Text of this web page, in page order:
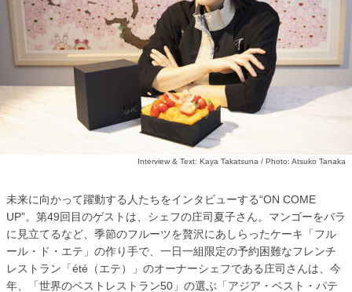
Interview & Text: Kaya Takatsuna / Photo: Atsuko Tanaka
未来に向かって躍動する人たちをインタビューする“ON COME
UP”。第49回目のゲストは、シェフの庄司夏子さん。マンゴーをバラ
に見立てるなど、季節のフルーツを贅沢にあしらったケーキ「フル
ール・ド・エテ」の作り手で、一日一組限定の予約困難なフレンチ
レストラン「été（エテ）」のオーナーシェフである庄司さんは、今
年、「世界のベストレストラン50」の選ぶ「アジア・ベスト・パテ